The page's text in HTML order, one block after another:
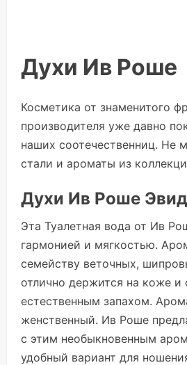
Духи Ив Роше
Косметика от знаменитого
производителя уже давно
наших соотечественниц. Не
стали и ароматы из
Духи Ив Роше
Эта Туалетная вода от Ив
гармонией и мягкостью.
семейству веточных,
отлично держится на коже и
естественным запахом.
женственный. Ив Роше
с этим необыкновенным
удобный вариант для